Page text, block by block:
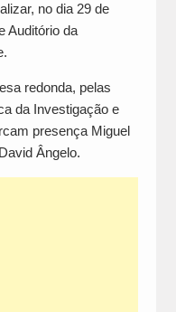
no dia 29 de
Auditório da
redonda, pelas
da Investigação e
presença Miguel
Ângelo.